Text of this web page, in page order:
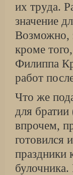
их труда.
значение
Возможно,
кроме
Филиппа
работ
Что же
для
впрочем,
готовился
праздники